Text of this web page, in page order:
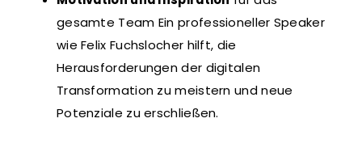
gesamte Team Ein professioneller Speaker
wie Felix Fuchslocher hilft, die
Herausforderungen der digitalen
Transformation zu meistern und neue
Potenziale zu erschließen.